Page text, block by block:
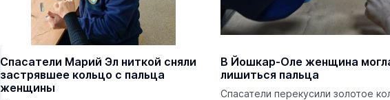
Спасатели Марий Эл ниткой сняли
застрявшее кольцо с пальца
женщины
В Йошкар-Оле женщина
лишиться пальца
Спасатели перекусили золотое